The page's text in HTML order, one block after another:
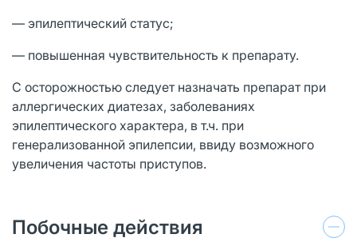
— эпилептический статус;
— повышенная чувствительность к препарату.
С осторожностью следует назначать препарат при
аллергических диатезах, заболеваниях
эпилептического характера, в т.ч. при
генерализованной эпилепсии, ввиду возможного
увеличения частоты приступов.
Побочные действия